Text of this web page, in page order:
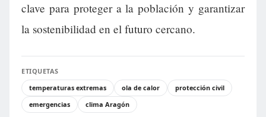
clave para proteger a la población y garantizar
la sostenibilidad en el futuro cercano.
ETIQUETAS
temperaturas extremas
ola de calor
protección civil
emergencias
clima Aragón